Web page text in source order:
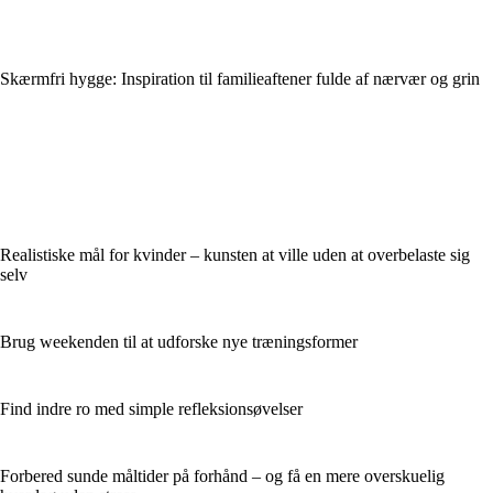
Skærmfri hygge: Inspiration til familieaftener fulde af nærvær og grin
Realistiske mål for kvinder – kunsten at ville uden at overbelaste sig
selv
Brug weekenden til at udforske nye træningsformer
Find indre ro med simple refleksionsøvelser
Forbered sunde måltider på forhånd – og få en mere overskuelig